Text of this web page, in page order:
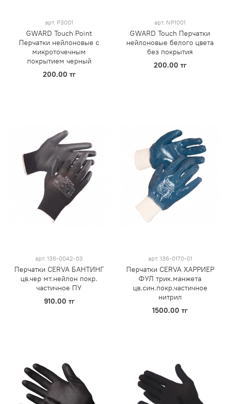
арт. Р3001
GWARD Touch Point
Перчатки нейлоновые с
микроточечным
покрытием черный
200.00 тг
арт. NP1001
GWARD Touch Перчатки
нейлоновые белого цвета
без покрытия
200.00 тг
арт. 136-0042-03
Перчатки CERVA БАНТИНГ
цв.чер мт.нейлон покр.
частичное ПУ
910.00 тг
арт. 136-0170-01
Перчатки CERVA ХАРРИЕР
ФУЛ трик.манжета
цв.син.покр.частичное
нитрил
1500.00 тг